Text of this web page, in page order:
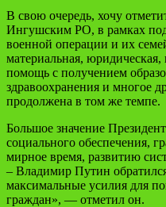
В свою очередь, хочу
Ингушским РО, в рамках
военной операции и их
материальная,
помощь с получением
здравоохранения и многое
продолжена в том же темпе.
Большое значение
социального обеспечения,
мирное время, развитию
– Владимир Путин
максимальные усилия для
граждан», — отметил он.